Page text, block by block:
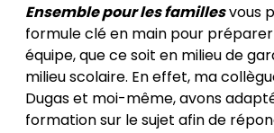
Ensemble pour les famillesvous
formule clé en main pour
équipe, que ce soit en milieu de
milieu scolaire. En effet, ma
Dugas et moi-même, avons
formation sur le sujet afin de